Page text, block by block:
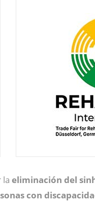
la eliminación del
con